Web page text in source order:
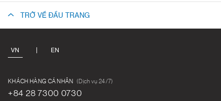
TRỞ VỀ ĐẦU TRANG
VN EN
KHÁCH HÀNG CÁ NHÂN (Dịch vụ 24/7)
+84 28 7300 0730